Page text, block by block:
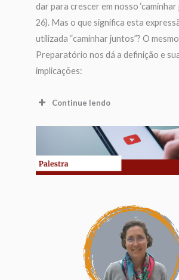
dar para crescer em nosso ‘caminhar
26). Mas o que significa esta
utilizada “caminhar juntos”? O
Preparatório nos dá a definição e
implicações:
Continue lendo